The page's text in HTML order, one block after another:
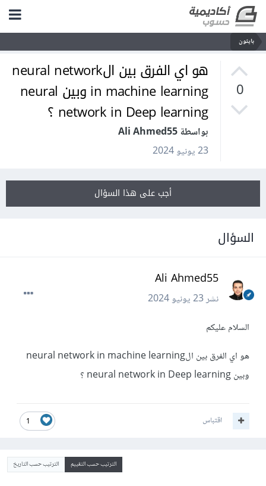
بايثون
0
هو اي الفرق بين الneural network
in machine learning وبين neural
network in Deep learning ؟
بواسطة Ali Ahmed55
23 يونيو 2024
أجب على هذا السؤال
السؤال
Ali Ahmed55
نشر23 يونيو 2024
السلام عليكم
هو اي الفرق بين الneural network in machine learning
وبين neural network in Deep learning ؟
1 اقتباس
الترتيب حسب التقييم الترتيب حسب التاريخ